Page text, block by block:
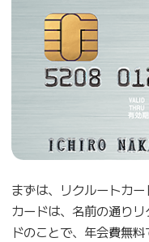
まずは、リクルートカ
カードは、名前の通り
ドのことで、年会費無